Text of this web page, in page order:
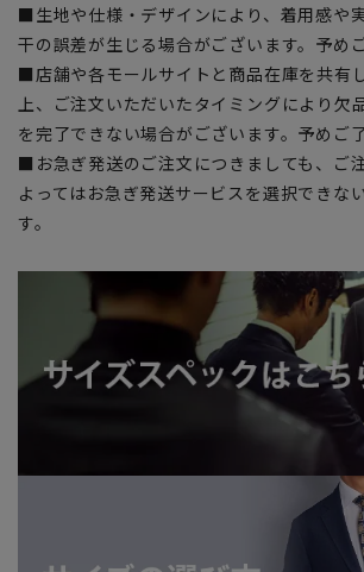
■生地や仕様・デザインにより、着用感や
干の誤差が生じる場合がございます。予め
■店舗や各モールサイトと商品在庫を共有
上、ご注文いただいたタイミングにより欠
を完了できない場合がございます。予めご
■お急ぎ発送のご注文につきましても、ご
よってはお急ぎ発送サービスを選択できな
す。